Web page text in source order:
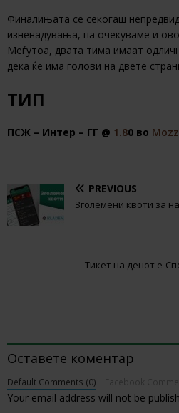
Финалињата се секогаш
изненадувања, па очекуваме и
Меѓутоа, двата тима имаат
дека ќе има голови на двете
ТИП
ПСЖ – Интер – ГГ @ 1.80 во
PREVIOUS
Зголемени квоти за
Тикет на денот е-
Оставете коментар
Default Comments (0)
Your email address will not be